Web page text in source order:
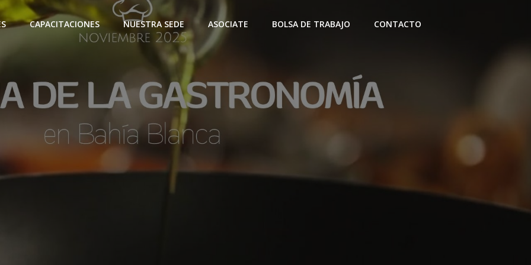
CAPACITACIONES NUESTRA SEDE ASOCIATE BOLSA DE TRABAJO CONTACTO